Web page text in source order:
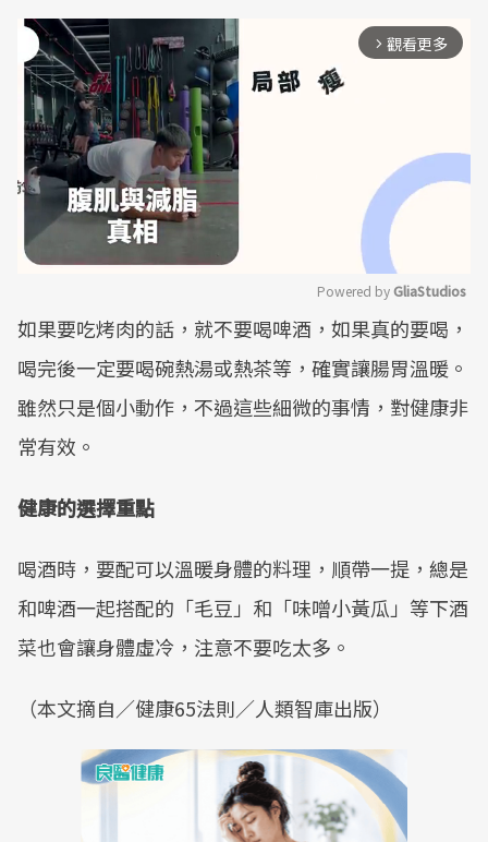
arrow_forward_ios 觀看更多
Mute
Powered by GliaStudios
如果要吃烤肉的話，就不要喝啤酒，如果真的要喝，
喝完後一定要喝碗熱湯或熱茶等，確實讓腸胃溫暖。
雖然只是個小動作，不過這些細微的事情，對健康非
常有效。
健康的選擇重點
喝酒時，要配可以溫暖身體的料理，順帶一提，總是
和啤酒一起搭配的「毛豆」和「味噌小黃瓜」等下酒
菜也會讓身體虛冷，注意不要吃太多。
（本文摘自／健康65法則／人類智庫出版）